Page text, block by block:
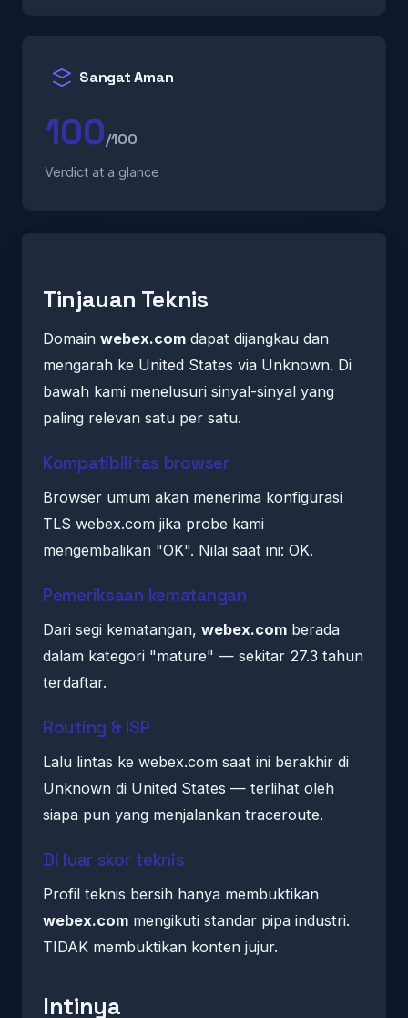
Sangat Aman
100/100
Verdict at a glance
Tinjauan Teknis
Domain webex.com dapat dijangkau dan
mengarah ke United States via Unknown. Di
bawah kami menelusuri sinyal-sinyal yang
paling relevan satu per satu.
Kompatibilitas browser
Browser umum akan menerima konfigurasi
TLS webex.com jika probe kami
mengembalikan "OK". Nilai saat ini: OK.
Pemeriksaan kematangan
Dari segi kematangan, webex.com berada
dalam kategori "mature" — sekitar 27.3 tahun
terdaftar.
Routing & ISP
Lalu lintas ke webex.com saat ini berakhir di
Unknown di United States — terlihat oleh
siapa pun yang menjalankan traceroute.
Di luar skor teknis
Profil teknis bersih hanya membuktikan
webex.com mengikuti standar pipa industri.
TIDAK membuktikan konten jujur.
Intinya